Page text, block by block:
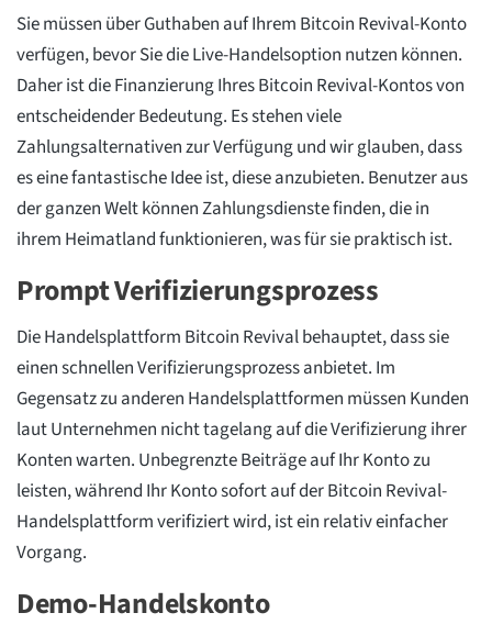
Sie müssen über Guthaben auf Ihrem Bitcoin Revival-Konto
verfügen, bevor Sie die Live-Handelsoption nutzen können.
Daher ist die Finanzierung Ihres Bitcoin Revival-Kontos von
entscheidender Bedeutung. Es stehen viele
Zahlungsalternativen zur Verfügung und wir glauben, dass
es eine fantastische Idee ist, diese anzubieten. Benutzer aus
der ganzen Welt können Zahlungsdienste finden, die in
ihrem Heimatland funktionieren, was für sie praktisch ist.
Prompt Verifizierungsprozess
Die Handelsplattform Bitcoin Revival behauptet, dass sie
einen schnellen Verifizierungsprozess anbietet. Im
Gegensatz zu anderen Handelsplattformen müssen Kunden
laut Unternehmen nicht tagelang auf die Verifizierung ihrer
Konten warten. Unbegrenzte Beiträge auf Ihr Konto zu
leisten, während Ihr Konto sofort auf der Bitcoin Revival-
Handelsplattform verifiziert wird, ist ein relativ einfacher
Vorgang.
Demo-Handelskonto